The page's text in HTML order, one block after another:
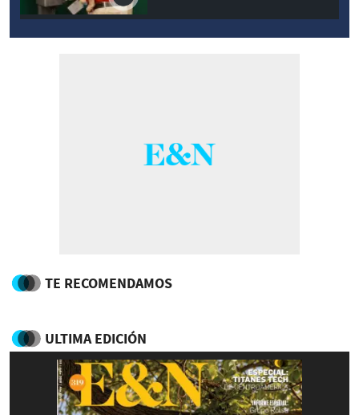
TE RECOMENDAMOS
ULTIMA EDICIÓN